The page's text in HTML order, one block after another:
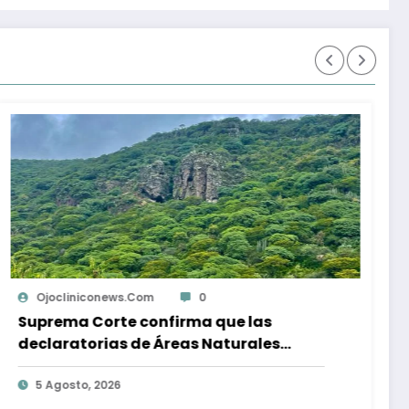
Ojocliniconews.com 0
Abandonan a tres pitbulls bajo el sol
dentro de una camioneta; serán dados
en adopción
7 Agosto, 2026